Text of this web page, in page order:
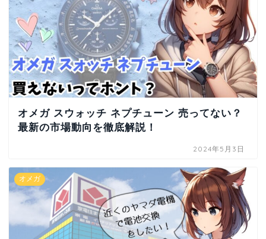
オメガ スウォッチ ネプチューン 売ってない？
最新の市場動向を徹底解説！
2024年5月3日
オメガ